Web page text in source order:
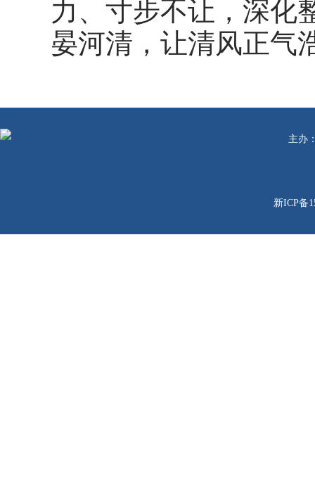
力、寸步不让，深化
晏河清，让清风正气
主办
新ICP备